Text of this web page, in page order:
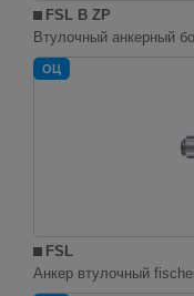
FSL B ZP
Втулочный анкерный
ОЦ
FSL
Анкер втулочный